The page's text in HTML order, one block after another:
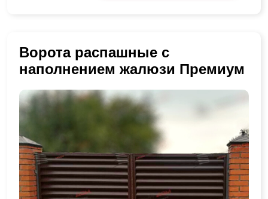
Ворота распашные с
наполнением жалюзи Премиум